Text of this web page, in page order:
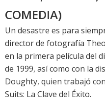
COMEDIA)
Un desastre es para
director de fotografía
en la primera película del
de 1999, así como con la
Doughty, quien trabajó
Suits: La Clave del Éxito.